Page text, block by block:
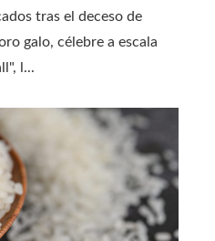
tras el deceso de
galo, célebre a escala
l...